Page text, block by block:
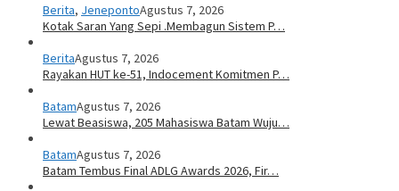
Berita, JenepontoAgustus 7, 2026
Kotak Saran Yang Sepi .Membagun Sistem P…
BeritaAgustus 7, 2026
Rayakan HUT ke-51, Indocement Komitmen P…
BatamAgustus 7, 2026
Lewat Beasiswa, 205 Mahasiswa Batam Wuju…
BatamAgustus 7, 2026
Batam Tembus Final ADLG Awards 2026, Fir…